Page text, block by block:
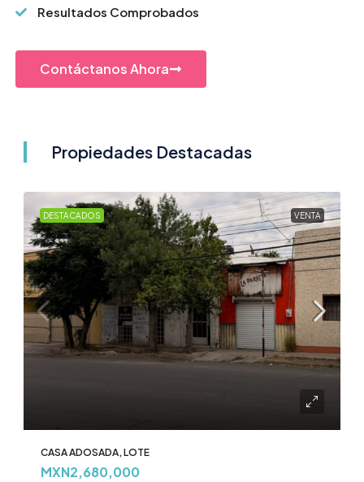
Resultados Comprobados
Contáctanos Ahora
Propiedades Destacadas
DESTACADOS VENTA
CASA ADOSADA, LOTE
MXN2,680,000